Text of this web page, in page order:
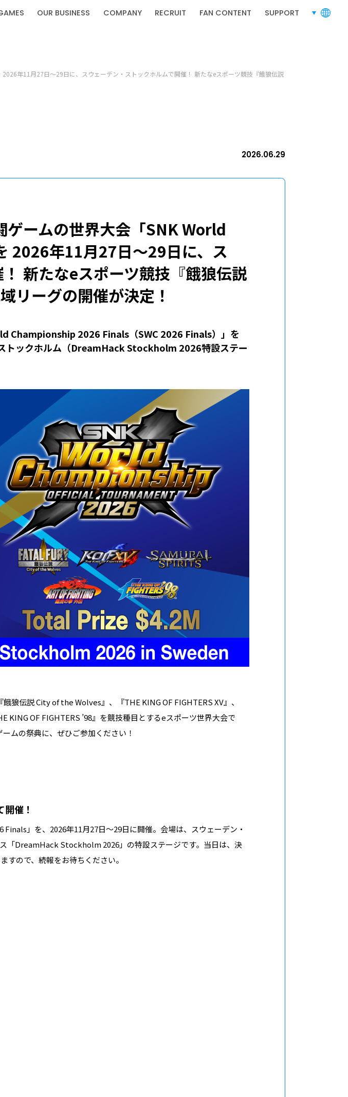
OUR BUSINESS COMPANY RECRUIT FAN CONTENT SUPPORT 言語切り替
介 RECRUIT 採用情報
プライバシーポリシー
年11月27日～29日に、スウェーデン・ストックホルムで開催！ 新たなeスポーツ競技『餓狼伝説
2026.06.29
ームの世界大会「SNK World
年11月27日～29日に、ス
新たなeスポーツ競技『餓狼伝説
リーグの開催が決定！
Championship 2026 Finals（SWC 2026 Finals）」を
トックホルム（DreamHack Stockholm 2026特設ステー
狼伝説 City of the Wolves』、『THE KING OF FIGHTERS XV』、
KING OF FIGHTERS ’98』を競技種目とするeスポーツ世界大会で
ムの祭典に、ぜひご参加ください！
催！
」を、2026年11月27日～29日に開催。会場は、スウェーデン・
「DreamHack Stockholm 2026」の特設ステージです。当日は、決
すので、続報をお待ちください。